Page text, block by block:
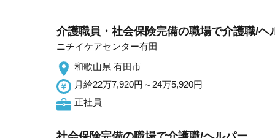
介護職員・社会保険完備の職場で介護職/ヘ
ニチイケアセンター有田
和歌山県 有田市
月給22万7,920円～24万5,920円
正社員